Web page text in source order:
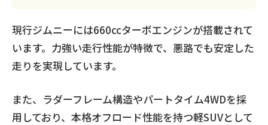
現行ジムニーには660ccターボエンジンが搭載されて
います。力強い走行性能が特徴で、悪路でも安定した
走りを実現しています。
また、ラダーフレーム構造やパートタイム4WDを採
用しており、本格オフロード性能を持つ軽SUVとして